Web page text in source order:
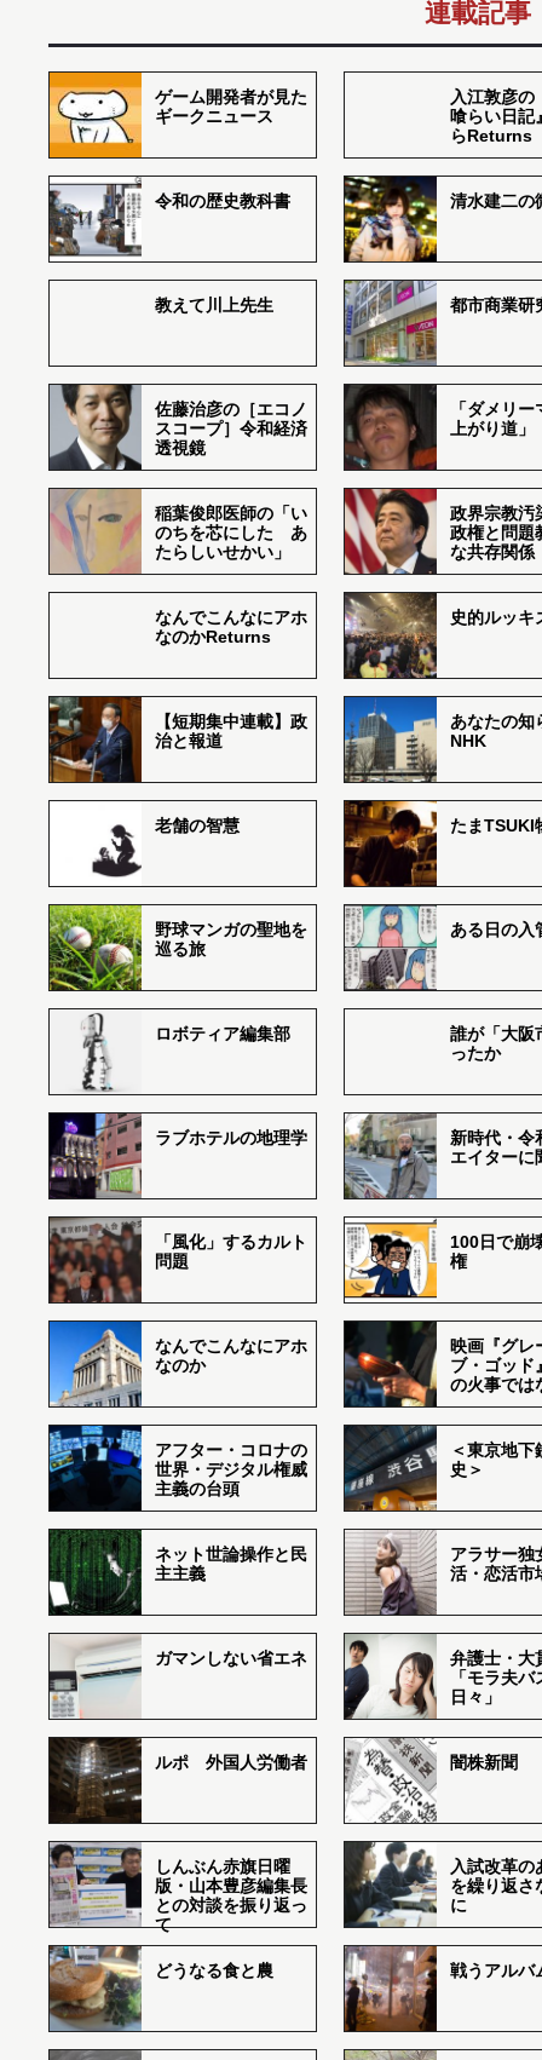
連載記事
ゲーム開発者が見た
ギークニュース
入江敦彦の
喰らい日記
らReturns
令和の歴史教科書 清水建二の
教えて川上先生 都市商業研
佐藤治彦の［エコノ
スコープ］令和経済
透視鏡
「ダメリ
上がり道」
稲葉俊郎医師の「い
のちを芯にした あ
たらしいせかい」
政界宗教汚
政権と問題
な共存関係
なんでこんなにアホ
なのかReturns
史的ルッキ
【短期集中連載】政
治と報道
あなたの知
NHK
老舗の智慧 たまTSUKI
野球マンガの聖地を
巡る旅
ある日の入
ロボティア編集部
誰が「大阪
ったか
ラブホテルの地理学
新時代・令
エイターに
「風化」するカルト
問題
100日で崩
権
なんでこんなにアホ
なのか
映画『グレ
ブ・ゴッド
の火事では
アフター・コロナの
世界・デジタル権威
主義の台頭
＜東京地下
史＞
ネット世論操作と民
主主義
アラサー独
活・恋活市
ガマンしない省エネ
弁護士・大
「モラ夫
日々」
ルポ 外国人労働者 闇株新聞
しんぶん赤旗日曜
版・山本豊彦編集長
との対談を振り返っ
て
入試改革の
を繰り返さ
に
どうなる食と農 戦うアルバ